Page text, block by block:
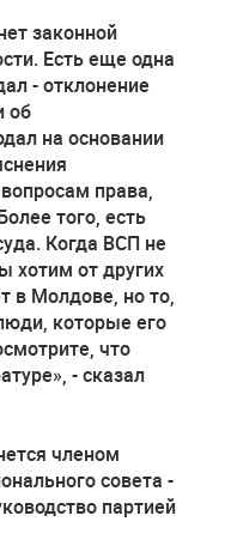
законной
Есть еще одна
- отклонение
об
на основании
права,
того, есть
Когда ВСП не
хотим от других
в Молдове, но то,
которые его
что
- сказал
членом
совета -
партией